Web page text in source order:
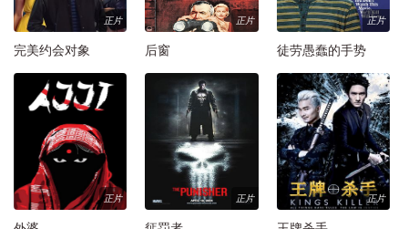
正片
完美约会对象
正片
后窗
正片
徒劳愚蠢的手势
正片 正片 正片